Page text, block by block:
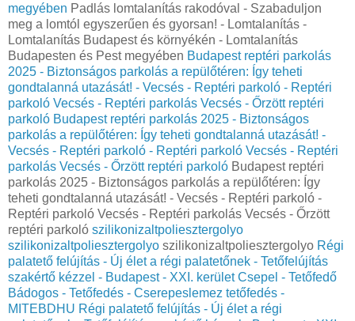
megyében Padlás lomtalanítás rakodóval - Szabaduljon
meg a lomtól egyszerűen és gyorsan! - Lomtalanítás -
Lomtalanítás Budapest és környékén - Lomtalanítás
Budapesten és Pest megyében Budapest reptéri parkolás
2025 - Biztonságos parkolás a repülőtéren: Így teheti
gondtalanná utazását! - Vecsés - Reptéri parkoló - Reptéri
parkoló Vecsés - Reptéri parkolás Vecsés - Őrzött reptéri
parkoló Budapest reptéri parkolás 2025 - Biztonságos
parkolás a repülőtéren: Így teheti gondtalanná utazását! -
Vecsés - Reptéri parkoló - Reptéri parkoló Vecsés - Reptéri
parkolás Vecsés - Őrzött reptéri parkoló Budapest reptéri
parkolás 2025 - Biztonságos parkolás a repülőtéren: Így
teheti gondtalanná utazását! - Vecsés - Reptéri parkoló -
Reptéri parkoló Vecsés - Reptéri parkolás Vecsés - Őrzött
reptéri parkoló szilikonizaltpoliesztergolyo
szilikonizaltpoliesztergolyo szilikonizaltpoliesztergolyo Régi
palatető felújítás - Új élet a régi palatetőnek - Tetőfelújítás
szakértő kézzel - Budapest - XXI. kerület Csepel - Tetőfedő
Bádogos - Tetőfedés - Cserepeslemez tetőfedés -
MITEBDHU Régi palatető felújítás - Új élet a régi